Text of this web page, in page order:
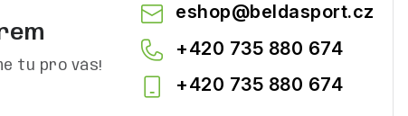
tu pro vás!
eshop@beldasport.cz
+420 735 880 674
+420 735 880 674